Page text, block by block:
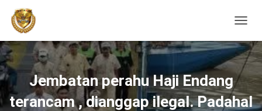
Jembatan perahu Haji Endang
terancam , dianggap ilegal. Padahal